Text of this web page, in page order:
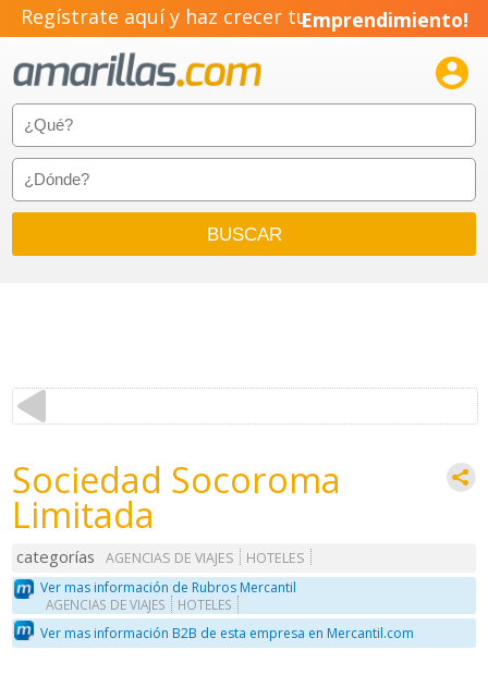
Regístrate aquí y haz crecer tuEmprendimiento!

Sociedad Socoroma
Limitada
categorías AGENCIAS DE VIAJES
HOTELES
Ver mas información de Rubros Mercantil
AGENCIAS DE VIAJES HOTELES
Ver mas información B2B de esta empresa en Mercantil.com